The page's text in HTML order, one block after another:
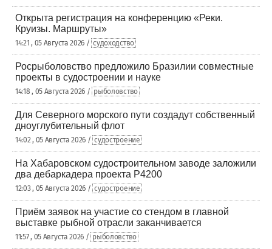
Открыта регистрация на конференцию «Реки.
Круизы. Маршруты»
14:21 , 05 Августа 2026 / судоходство
Росрыболовство предложило Бразилии совместные
проекты в судостроении и науке
14:18 , 05 Августа 2026 / рыболовство
Для Северного морского пути создадут собственный
дноуглубительный флот
14:02 , 05 Августа 2026 / судостроение
На Хабаровском судостроительном заводе заложили
два дебаркадера проекта Р4200
12:03 , 05 Августа 2026 / судостроение
Приём заявок на участие со стендом в главной
выставке рыбной отрасли заканчивается
11:57 , 05 Августа 2026 / рыболовство